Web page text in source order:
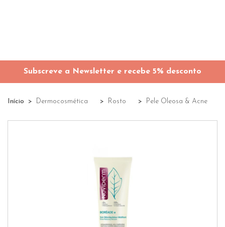
Subscreve a Newsletter e recebe 5% desconto
Início Dermocosmética Rosto Pele Oleosa & Acne